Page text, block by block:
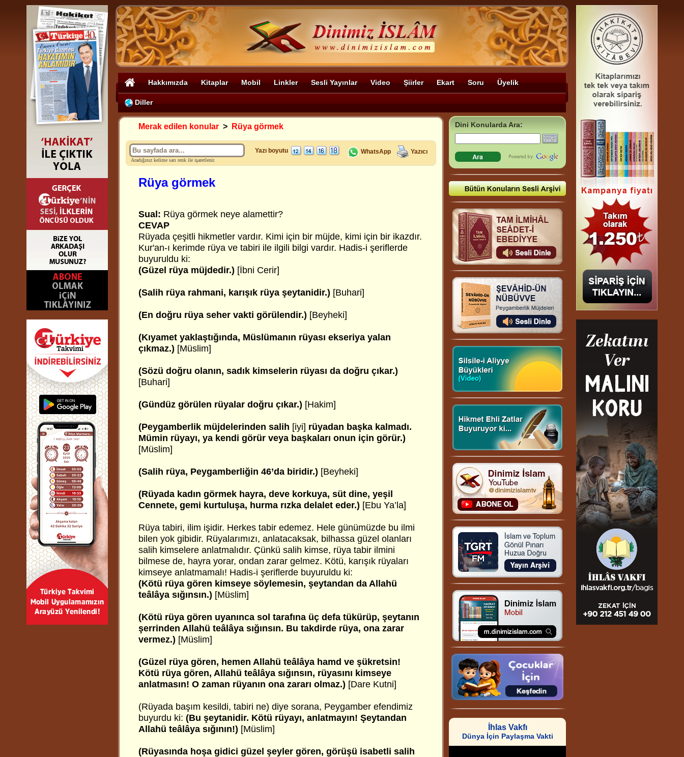
Hakkımızda Kitaplar Mobil Linkler Sesli Yayınlar Video Şiirler Ekart Soru Üyelik
Diller
Merak edilen konular > Rüya görmek
Aradığınız kelime sarı renk ile işaretlenir.
Yazı boyutu WhatsApp Yazıcı
Rüya görmek
Sual: Rüya görmek neye alamettir?
CEVAP
Rüyada çeşitli hikmetler vardır. Kimi için bir müjde, kimi için bir ikazdır.
Kur'an-ı kerimde rüya ve tabiri ile ilgili bilgi vardır. Hadis-i şeriflerde
buyuruldu ki:
(Güzel rüya müjdedir.) [İbni Cerir]
(Salih rüya rahmani, karışık rüya şeytanidir.) [Buhari]
(En doğru rüya seher vakti görülendir.) [Beyheki]
(Kıyamet yaklaştığında, Müslümanın rüyası ekseriya yalan
çıkmaz.) [Müslim]
(Sözü doğru olanın, sadık kimselerin rüyası da doğru çıkar.)
[Buhari]
(Gündüz görülen rüyalar doğru çıkar.) [Hakim]
(Peygamberlik müjdelerinden salih [iyi] rüyadan başka kalmadı.
Mümin rüyayı, ya kendi görür veya başkaları onun için görür.)
[Müslim]
(Salih rüya, Peygamberliğin 46’da biridir.) [Beyheki]
(Rüyada kadın görmek hayra, deve korkuya, süt dine, yeşil
Cennete, gemi kurtuluşa, hurma rızka delalet eder.) [Ebu Ya’la]
Rüya tabiri, ilim işidir. Herkes tabir edemez. Hele günümüzde bu ilmi
bilen yok gibidir. Rüyalarımızı, anlatacaksak, bilhassa güzel olanları
salih kimselere anlatmalıdır. Çünkü salih kimse, rüya tabir ilmini
bilmese de, hayra yorar, ondan zarar gelmez. Kötü, karışık rüyaları
kimseye anlatmamalı! Hadis-i şeriflerde buyuruldu ki:
(Kötü rüya gören kimseye söylemesin, şeytandan da Allahü
teâlâya sığınsın.) [Müslim]
(Kötü rüya gören uyanınca sol tarafına üç defa tükürüp, şeytanın
şerrinden Allahü teâlâya sığınsın. Bu takdirde rüya, ona zarar
vermez.) [Müslim]
(Güzel rüya gören, hemen Allahü teâlâya hamd ve şükretsin!
Kötü rüya gören, Allahü teâlâya sığınsın, rüyasını kimseye
anlatmasın! O zaman rüyanın ona zararı olmaz.) [Dare Kutni]
(Rüyada başım kesildi, tabiri ne) diye sorana, Peygamber efendimiz
buyurdu ki: (Bu şeytanidir. Kötü rüyayı, anlatmayın! Şeytandan
Allahü teâlâya sığının!) [Müslim]
(Rüyasında hoşa gidici güzel şeyler gören, görüşü isabetli salih
Dini Konularda Ara:
İhlas Vakfı
Dünya İçin Paylaşma Vakti